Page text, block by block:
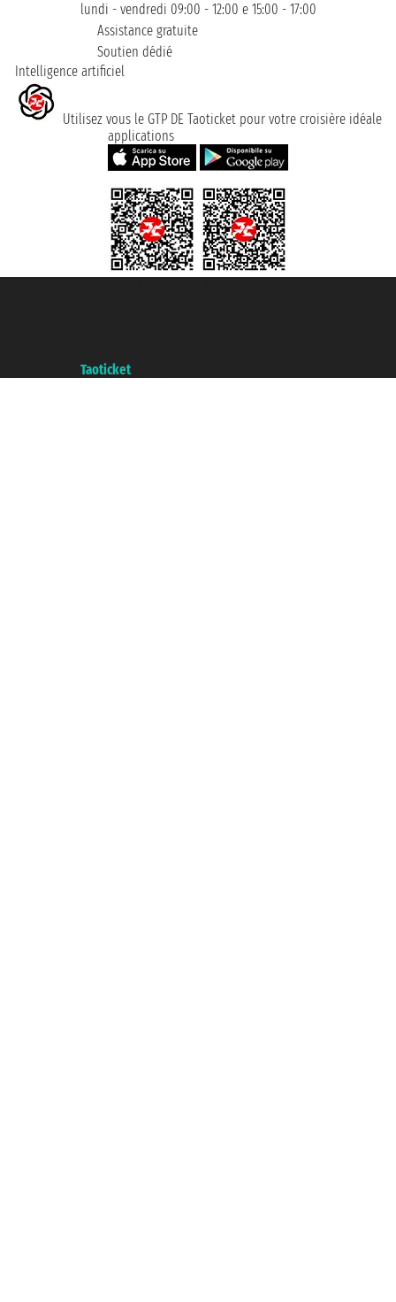
lundi - vendredi 09:00 - 12:00 e 15:00 - 17:00
Assistance gratuite
Soutien dédié
Intelligence artificiel
Utilisez vous le GTP DE Taoticket pour votre croisière idéale
applications
Taoticket